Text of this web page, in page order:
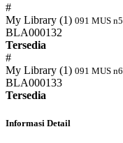
#
My Library (1) 091 MUS n5
BLA000132
Tersedia
#
My Library (1) 091 MUS n6
BLA000133
Tersedia
Informasi Detail